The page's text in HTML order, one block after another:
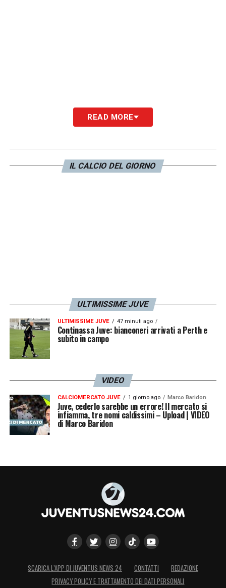
READ MORE
IL CALCIO DEL GIORNO
ULTIMISSIME JUVE
ULTIMISSIME JUVE 47 minuti ago
Continassa Juve: bianconeri arrivati a Perth e
subito in campo
VIDEO
CALCIOMERCATO JUVE 1 giorno ago Marco Baridon
Juve, cederlo sarebbe un errore! Il mercato si
infiamma, tre nomi caldissimi – Upload | VIDEO
di Marco Baridon
SCARICA L’APP DI JUVENTUS NEWS 24 CONTATTI
REDAZIONE
PRIVACY POLICY E TRATTAMENTO DEI DATI PERSONALI